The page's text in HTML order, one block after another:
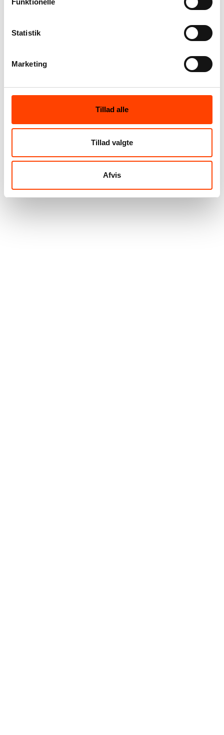
Funktionelle
Statistik
Marketing
Tillad alle
Tillad valgte
Afvis